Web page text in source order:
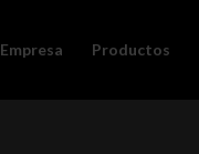
Empresa Productos